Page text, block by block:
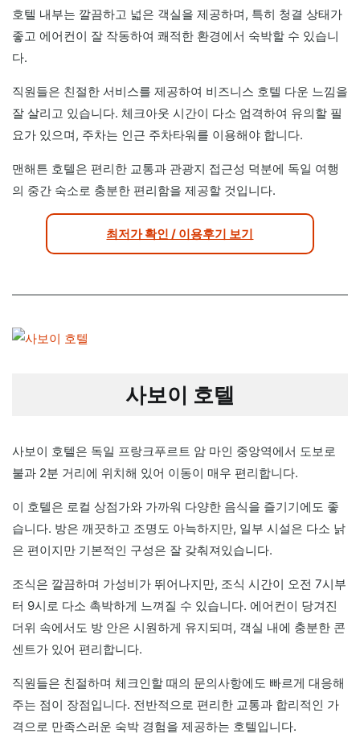
호텔 내부는 깔끔하고 넓은 객실을 제공하며, 특히 청결 상태가
좋고 에어컨이 잘 작동하여 쾌적한 환경에서 숙박할 수 있습니
다.
직원들은 친절한 서비스를 제공하여 비즈니스 호텔 다운 느낌을
잘 살리고 있습니다. 체크아웃 시간이 다소 엄격하여 유의할 필
요가 있으며, 주차는 인근 주차타워를 이용해야 합니다.
맨해튼 호텔은 편리한 교통과 관광지 접근성 덕분에 독일 여행
의 중간 숙소로 충분한 편리함을 제공할 것입니다.
최저가 확인 / 이용후기 보기
사보이 호텔
사보이 호텔은 독일 프랑크푸르트 암 마인 중앙역에서 도보로
불과 2분 거리에 위치해 있어 이동이 매우 편리합니다.
이 호텔은 로컬 상점가와 가까워 다양한 음식을 즐기기에도 좋
습니다. 방은 깨끗하고 조명도 아늑하지만, 일부 시설은 다소 낡
은 편이지만 기본적인 구성은 잘 갖춰져있습니다.
조식은 깔끔하며 가성비가 뛰어나지만, 조식 시간이 오전 7시부
터 9시로 다소 촉박하게 느껴질 수 있습니다. 에어컨이 당겨진
더위 속에서도 방 안은 시원하게 유지되며, 객실 내에 충분한 콘
센트가 있어 편리합니다.
직원들은 친절하며 체크인할 때의 문의사항에도 빠르게 대응해
주는 점이 장점입니다. 전반적으로 편리한 교통과 합리적인 가
격으로 만족스러운 숙박 경험을 제공하는 호텔입니다.